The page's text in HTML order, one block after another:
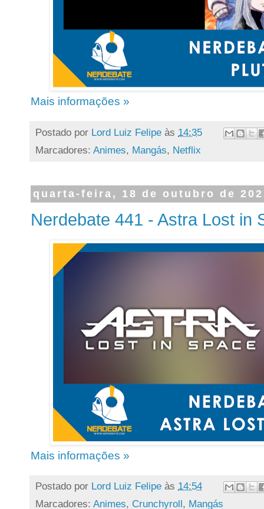
Mais informações »
Postado por Lord Luiz Felipe às 14:35
Marcadores: Animes, Mangás, Netflix
quarta-feira, 18 de outubro de
Nerdebate 441 - Astra Lost in
Mais informações »
Postado por Lord Luiz Felipe às 14:54
Marcadores: Animes, Crunchyroll, Mangás